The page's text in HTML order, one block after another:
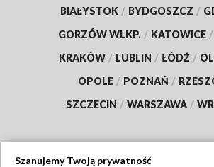
BIAŁYSTOK / BYDGOSZCZ /
GORZÓW WLKP. / KATOWICE /
KRAKÓW / LUBLIN / ŁÓDŹ /
OPOLE / POZNAŃ /
SZCZECIN / WARSZAWA /
Szanujemy Twoją prywatność